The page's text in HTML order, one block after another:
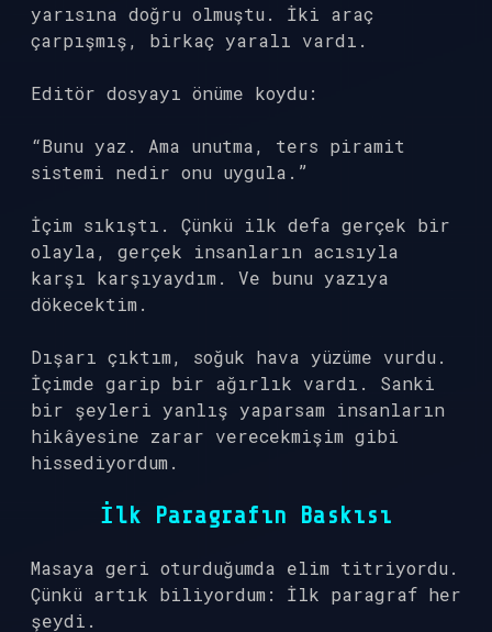
yarısına doğru olmuştu. İki araç
çarpışmış, birkaç yaralı vardı.
Editör dosyayı önüme koydu:
“Bunu yaz. Ama unutma, ters piramit
sistemi nedir onu uygula.”
İçim sıkıştı. Çünkü ilk defa gerçek bir
olayla, gerçek insanların acısıyla
karşı karşıyaydım. Ve bunu yazıya
dökecektim.
Dışarı çıktım, soğuk hava yüzüme vurdu.
İçimde garip bir ağırlık vardı. Sanki
bir şeyleri yanlış yaparsam insanların
hikâyesine zarar verecekmişim gibi
hissediyordum.
İlk Paragrafın Baskısı
Masaya geri oturduğumda elim titriyordu.
Çünkü artık biliyordum: İlk paragraf her
şeydi.